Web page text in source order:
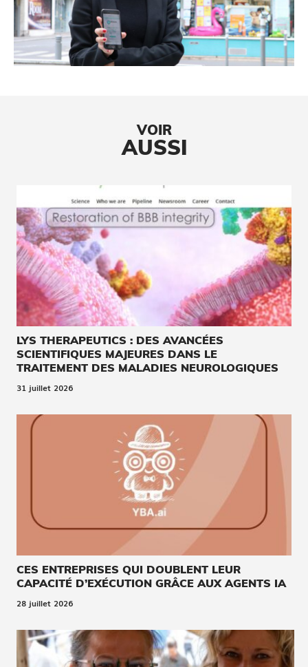
VOIR
AUSSI
LYS THERAPEUTICS : DES AVANCÉES
SCIENTIFIQUES MAJEURES DANS LE
TRAITEMENT DES MALADIES NEUROLOGIQUES
31 juillet 2026
CES ENTREPRISES QUI DOUBLENT LEUR
CAPACITÉ D’EXÉCUTION GRÂCE AUX AGENTS IA
28 juillet 2026